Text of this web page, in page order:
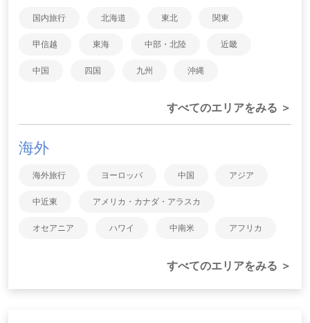
国内旅行 北海道 東北 関東
甲信越 東海 中部・北陸 近畿
中国 四国 九州 沖縄
すべてのエリアをみる ＞
海外
海外旅行 ヨーロッパ 中国 アジア
中近東 アメリカ・カナダ・アラスカ
オセアニア ハワイ 中南米 アフリカ
すべてのエリアをみる ＞